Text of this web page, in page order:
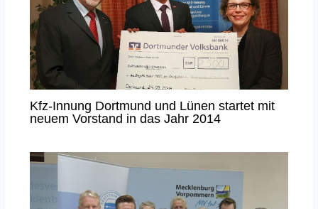
Kfz-Innung Dortmund und Lünen startet mit
neuem Vorstand in das Jahr 2014